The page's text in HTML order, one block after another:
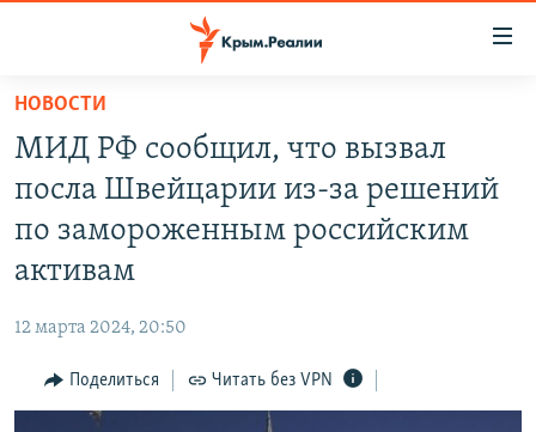
Вернуться
основному
содержанию
главной
Вернутся
поиску
СПЕЦПРОЕКТЫ
ИНТЕРАКТИВ
ИНФОГРАФИКА
РАДІО СВОБОДА
КАК ОБОЙТИ БЛОКИРОВКУ
НОВОСТИ
МИД РФ сообщил, что вызвал
посла Швейцарии из-за решений
по замороженным российским
активам
12 марта 2024, 20:50
Поделиться Читать без VPN